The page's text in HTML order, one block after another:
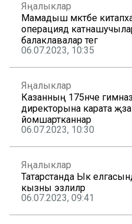
Яңалыклар
Мамадыш мәктәбе
операциядә
балаклавалар тегә
06.07.2023, 10:35
Яңалыклар
Казанның 175нче
директорына карата
йомшартканнар
06.07.2023, 10:30
Яңалыклар
Татарстанда Ык
кызны эзлиләр
06.07.2023, 09:41